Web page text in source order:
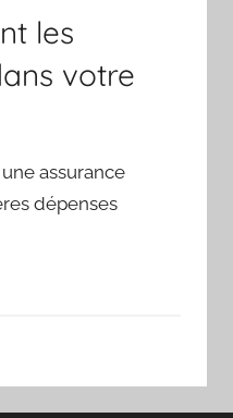
les
votre
assurance
dépenses